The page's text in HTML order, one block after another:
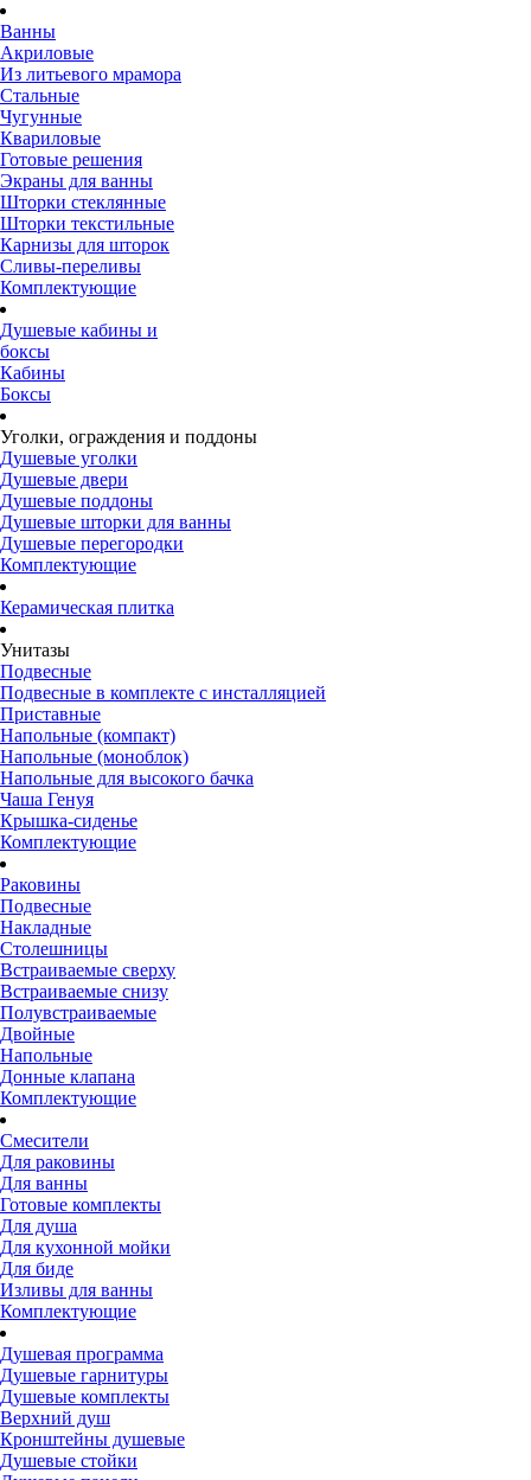
Ванны
Акриловые
Из литьевого мрамора
Стальные
Чугунные
Квариловые
Готовые решения
Экраны для ванны
Шторки стеклянные
Шторки текстильные
Карнизы для шторок
Сливы-переливы
Комплектующие
Душевые кабины и
боксы
Кабины
Боксы
Уголки, ограждения и поддоны
Душевые уголки
Душевые двери
Душевые поддоны
Душевые шторки для ванны
Душевые перегородки
Комплектующие
Керамическая плитка
Унитазы
Подвесные
Подвесные в комплекте с инсталляцией
Приставные
Напольные (компакт)
Напольные (моноблок)
Напольные для высокого бачка
Чаша Генуя
Крышка-сиденье
Комплектующие
Раковины
Подвесные
Накладные
Столешницы
Встраиваемые сверху
Встраиваемые снизу
Полувстраиваемые
Двойные
Напольные
Донные клапана
Комплектующие
Смесители
Для раковины
Для ванны
Готовые комплекты
Для душа
Для кухонной мойки
Для биде
Изливы для ванны
Комплектующие
Душевая программа
Душевые гарнитуры
Душевые комплекты
Верхний душ
Кронштейны душевые
Душевые стойки